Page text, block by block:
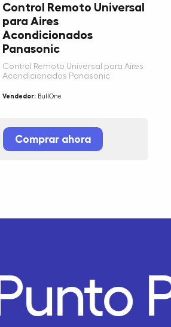
Control Remoto Universal
para Aires
Acondicionados
Panasonic
Control Remoto Universal para Aires
Acondicionados Panasonic
Vendedor: BullOne
Comprar ahora
Punto